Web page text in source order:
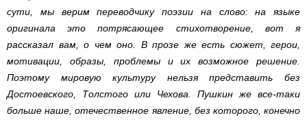
сути, мы верим переводчику поэзии на слово: на языке
оригинала это потрясающее стихотворение, вот я
рассказал вам, о чем оно. В прозе же есть сюжет, герои,
мотивации, образы, проблемы и их возможное решение.
Поэтому мировую культуру нельзя представить без
Достоевского, Толстого или Чехова. Пушкин же все-таки
больше наше, отечественное явление, без которого, конечно